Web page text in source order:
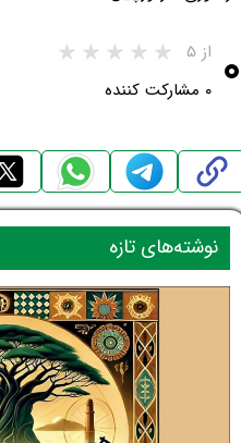
۰ از ۵
۰ مشارکت کننده
نوشته‌های تازه